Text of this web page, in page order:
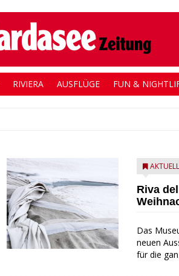
RIVIERA AUSFLÜGE FUN &
AKTUELL
Riva
Das
neuen
für die